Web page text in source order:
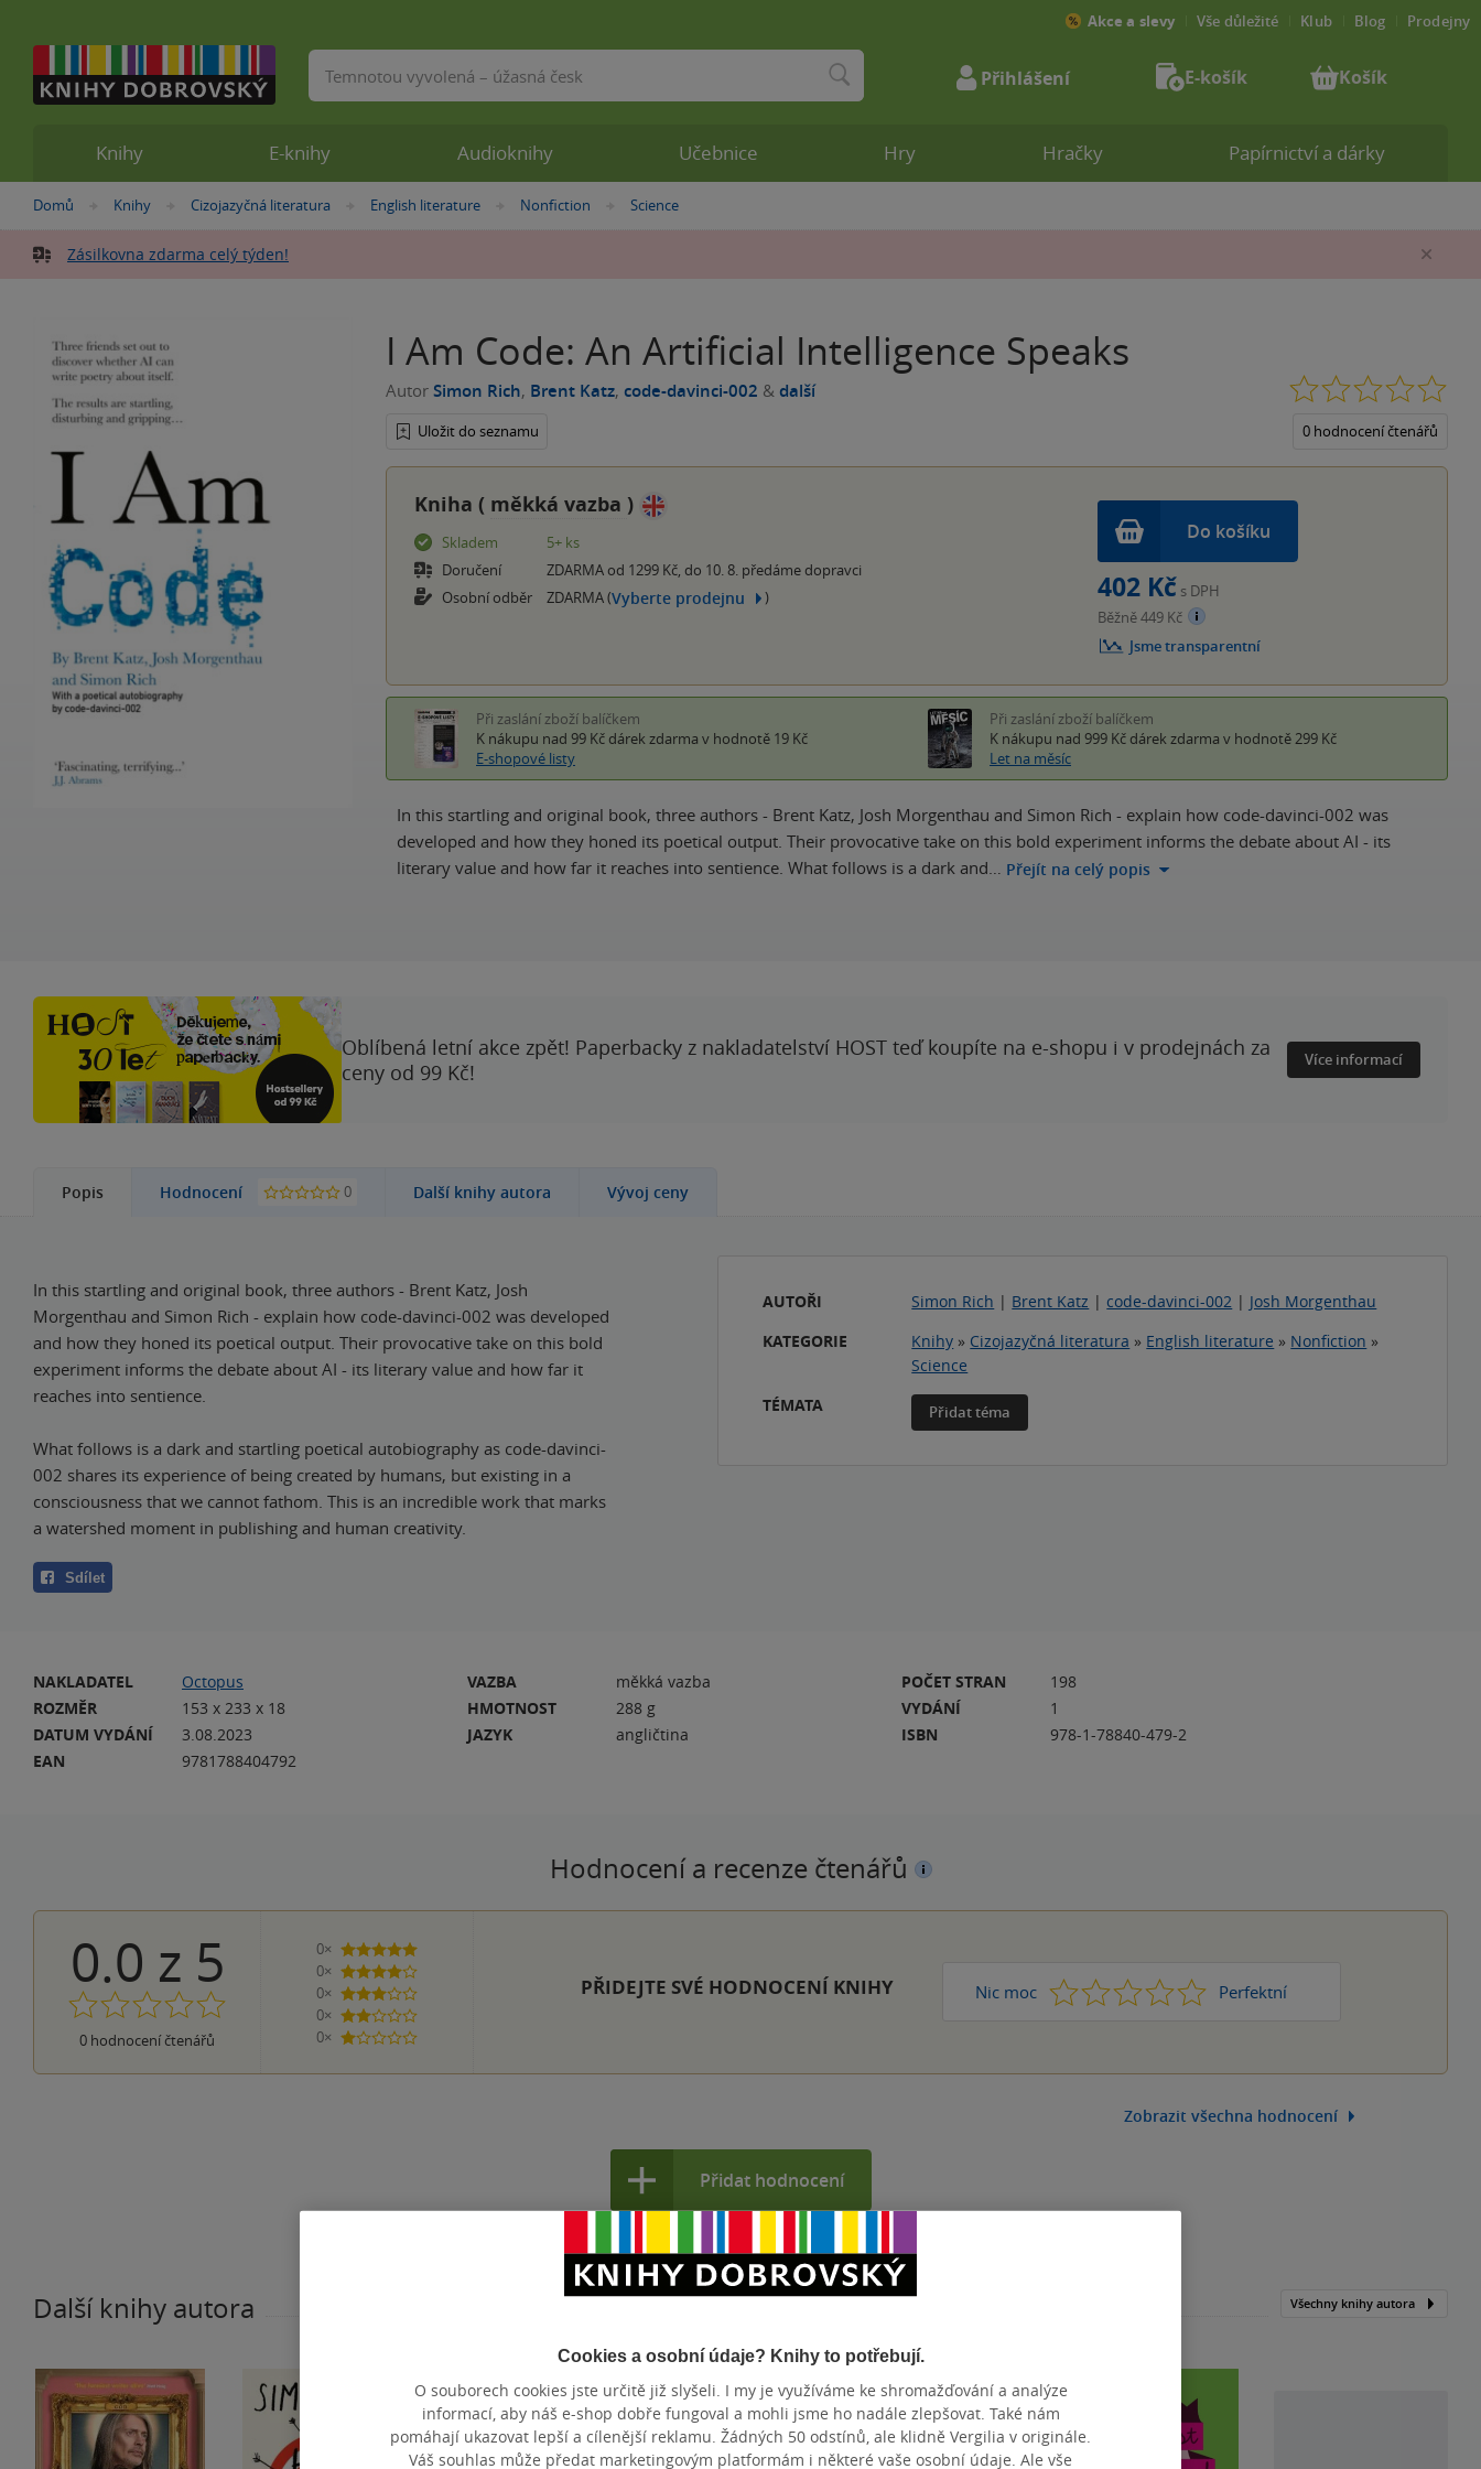
Nacházíte
zde:
Domů »
Knihy »
Cizojazyčná literatura »
English literature »
Nonfiction »
Science
Zásilkovna zdarma celý týden!
I Am Code: An Artificial Intelligence Speaks
Autor Simon Rich, Brent Katz, code-davinci-002 & další
Uložit do seznamu 0 hodnocení čtenářů
Kniha ( měkká vazba )
Skladem
5+ ks
Doručení
ZDARMA od 1299 Kč, do 10. 8. předáme dopravci
Osobní odběr
ZDARMA (Vyberte prodejnu )
Do košíku
402 Kč s DPH
Běžně 449 Kč
Jsme transparentní
Při zaslání zboží balíčkem
K nákupu nad 99 Kč dárek zdarma v hodnotě 19 Kč
E-shopové listy
Při zaslání zboží balíčkem
K nákupu nad 999 Kč dárek zdarma v hodnotě 299 Kč
Let na měsíc
In this startling and original book, three authors - Brent Katz, Josh Morgenthau and Simon Rich - explain how code-davinci-002 was
developed and how they honed its poetical output. Their provocative take on this bold experiment informs the debate about AI - its
literary value and how far it reaches into sentience. What follows is a dark and… Přejít na celý popis
Oblíbená letní akce zpět! Paperbacky z nakladatelství HOST teď koupíte na e-shopu i v prodejnách za
ceny od 99 Kč!
Více informací
Popis Hodnocení 0 Další knihy autora Vývoj ceny
In this startling and original book, three authors - Brent Katz, Josh
Morgenthau and Simon Rich - explain how code-davinci-002 was developed
and how they honed its poetical output. Their provocative take on this bold
experiment informs the debate about AI - its literary value and how far it
reaches into sentience.
What follows is a dark and startling poetical autobiography as code-davinci-
002 shares its experience of being created by humans, but existing in a
consciousness that we cannot fathom. This is an incredible work that marks
a watershed moment in publishing and human creativity.
Sdílet
AUTOŘI Simon Rich | Brent Katz | code-davinci-002 | Josh Morgenthau
KATEGORIE
Knihy » Cizojazyčná literatura » English literature » Nonfiction »
Science
TÉMATA
Přidat téma
NAKLADATEL
Octopus
ROZMĚR
153 x 233 x 18
DATUM VYDÁNÍ
3.08.2023
EAN
9781788404792
VAZBA
měkká vazba
HMOTNOST
288 g
JAZYK
angličtina
POČET STRAN
198
VYDÁNÍ
1
ISBN
978-1-78840-479-2
Hodnocení a recenze čtenářů
0.0 z 5
0 hodnocení čtenářů
0×
5 hvězdiček
0×
4 hvězdičky
0×
3 hvězdičky
0×
2 hvězdičky
0×
1 hvezdička
PŘIDEJTE SVÉ HODNOCENÍ KNIHY Nic moc 1 2 3 4 Perfektní
5
Zobrazit všechna hodnocení
Přidat hodnocení
Další knihy autora Všechny knihy autora
Knihy E-knihy Audioknihy Učebnice Hry Hračky Papírnictví a dárky
Akce a slevy Vše důležité Klub Blog Prodejny
Vyhledávání Přihlášení E-košík Košík
Cookies a osobní údaje? Knihy to potřebují.
O souborech cookies jste určitě již slyšeli. I my je využíváme ke shromažďování a analýze
informací, aby náš e-shop dobře fungoval a mohli jsme ho nadále zlepšovat. Také nám
pomáhají ukazovat lepší a cílenější reklamu. Žádných 50 odstínů, ale klidně Vergilia v originále.
Váš souhlas může předat marketingovým platformám i některé vaše osobní údaje. Ale vše